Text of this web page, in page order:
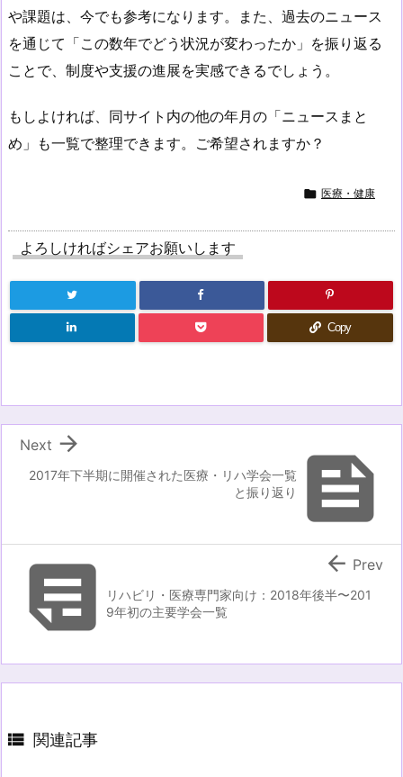
や課題は、今でも参考になります。また、過去のニュース
を通じて「この数年でどう状況が変わったか」を振り返る
ことで、制度や支援の進展を実感できるでしょう。
もしよければ、同サイト内の他の年月の「ニュースまと
め」も一覧で整理できます。ご希望されますか？
 医療・健康
よろしければシェアお願いします
Copy

2017年下半期に開催された医療・リハ学会一覧
と振り返り

Next
リハビリ・医療専門家向け：2018年後半〜201
9年初の主要学会一覧
 Prev
 関連記事